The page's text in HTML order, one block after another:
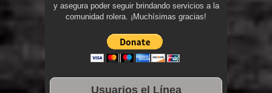
y asegura poder seguir brindando servicios a la
comunidad rolera. ¡Muchísimas gracias!
Usuarios el Línea